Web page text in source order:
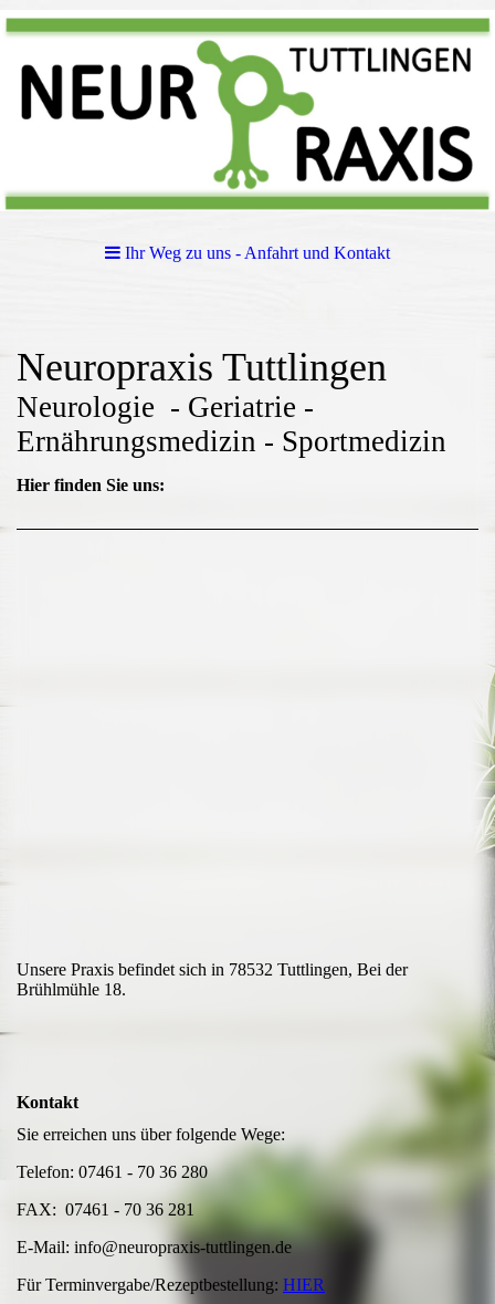
Ihr Weg zu uns - Anfahrt und Kontakt
Neuropraxis Tuttlingen
Neurologie - Geriatrie -
Ernährungsmedizin - Sportmedizin
Hier finden Sie uns:
Unsere Praxis befindet sich in 78532 Tuttlingen, Bei der
Brühlmühle 18.
Kontakt
Sie erreichen uns über folgende Wege:
Telefon: 07461 - 70 36 280
FAX: 07461 - 70 36 281
E-Mail: info@neuropraxis-tuttlingen.de
Für Terminvergabe/Rezeptbestellung: HIER